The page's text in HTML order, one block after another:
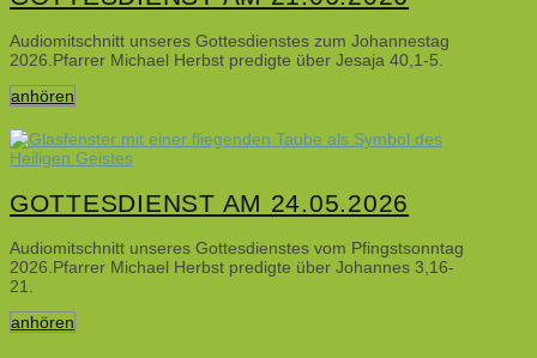
Audiomitschnitt unseres Gottesdienstes zum Johannestag
2026.Pfarrer Michael Herbst predigte über Jesaja 40,1-5.
anhören
GOTTESDIENST AM 24.05.2026
Audiomitschnitt unseres Gottesdienstes vom Pfingstsonntag
2026.Pfarrer Michael Herbst predigte über Johannes 3,16-
21.
anhören